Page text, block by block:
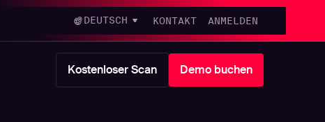
DEUTSCH KONTAKT ANMELDEN
Kostenloser Scan Demo buchen